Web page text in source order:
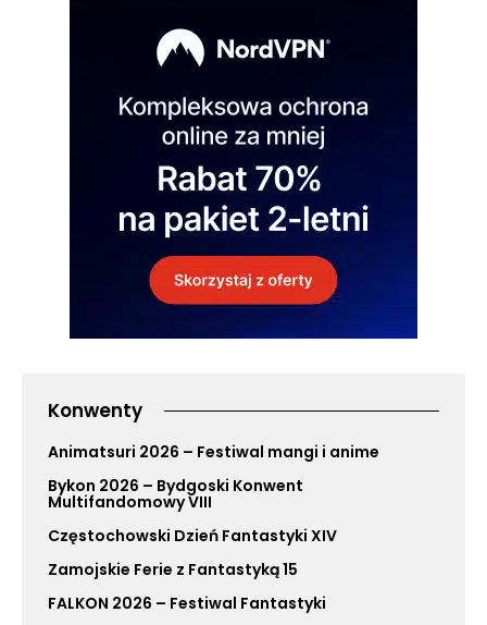
Konwenty
Animatsuri 2026 – Festiwal mangi i anime
Bykon 2026 – Bydgoski Konwent
Multifandomowy VIII
Częstochowski Dzień Fantastyki XIV
Zamojskie Ferie z Fantastyką 15
FALKON 2026 – Festiwal Fantastyki